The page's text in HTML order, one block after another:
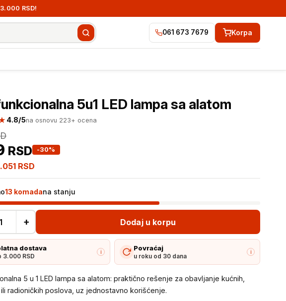
RSD!
061 673 7679 Korpa
5u1 LED lampa sa alatom
4.8/5na osnovu 223+ ocena
-30%
RSD
RSD
13 komadana stanju
+ Dodaj u korpu
dostava
3.000 RSD
i
Povraćaj
u roku od 30 dana
i
5 u 1 LED lampa sa alatom: praktično rešenje za obavljanje kućnih,
radioničkih poslova, uz jednostavno korišćenje.
2.449 RSD Dodaj u korpu